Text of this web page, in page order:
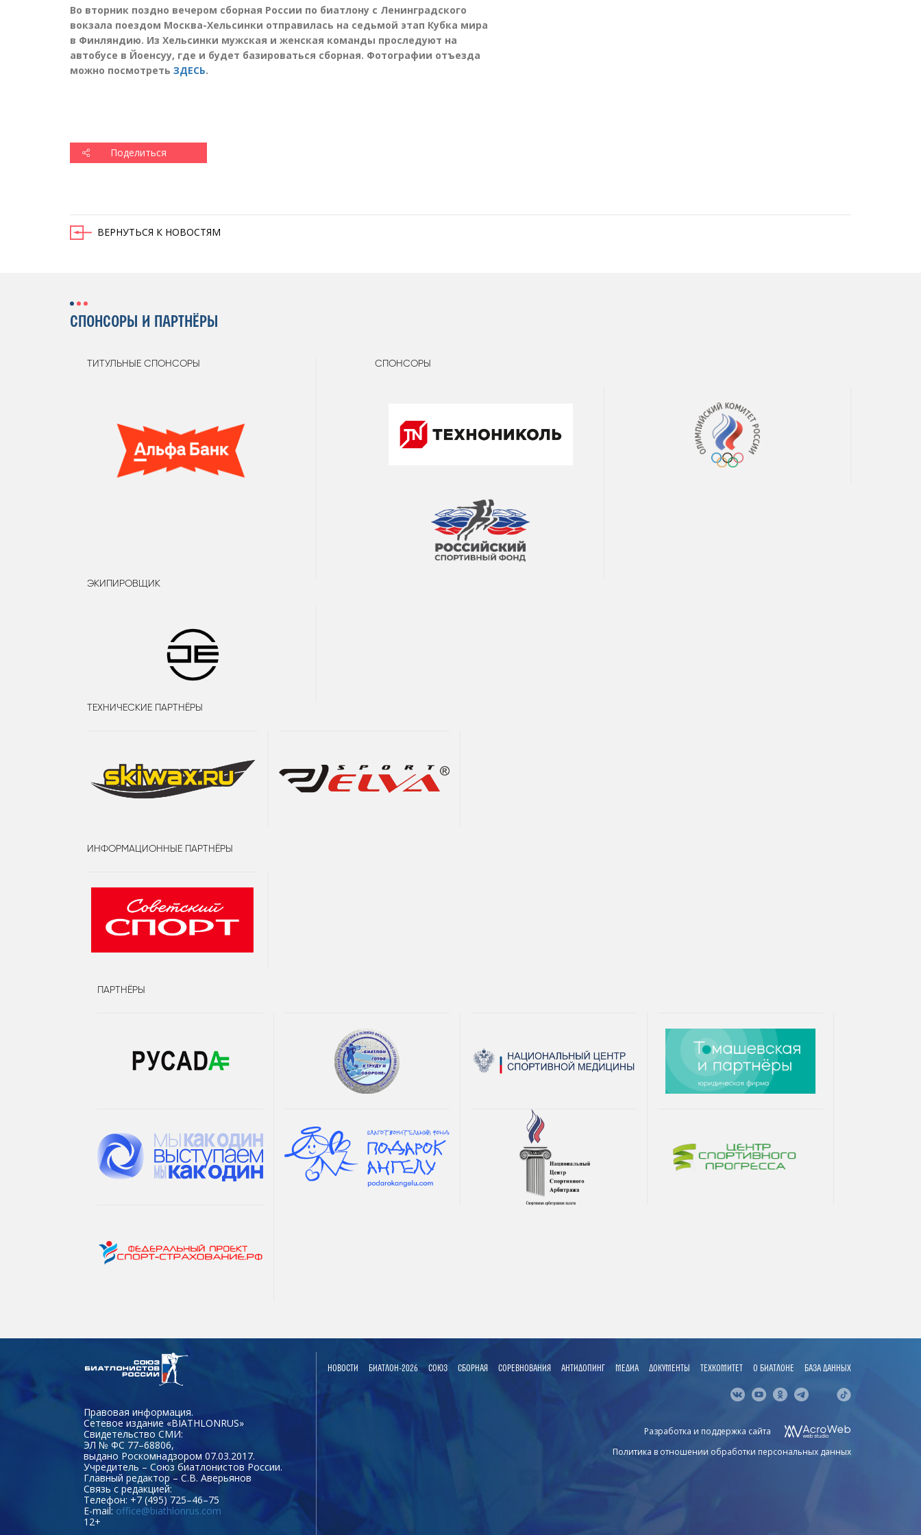
Во вторник поздно вечером сборная России по биатлону с Ленинградского
вокзала поездом Москва-Хельсинки отправилась на седьмой этап Кубка мира
в Финляндию. Из Хельсинки мужская и женская команды проследуют на
автобусе в Йоенсуу, где и будет базироваться сборная. Фотографии отъезда
можно посмотреть ЗДЕСЬ.
Поделиться
ВЕРНУТЬСЯ К НОВОСТЯМ
СПОНСОРЫ И ПАРТНЁРЫ
ТИТУЛЬНЫЕ СПОНСОРЫ СПОНСОРЫ
ЭКИПИРОВЩИК
ТЕХНИЧЕСКИЕ ПАРТНЁРЫ
ИНФОРМАЦИОННЫЕ ПАРТНЁРЫ
ПАРТНЁРЫ
Правовая информация.
Сетевое издание «BIATHLONRUS»
Свидетельство СМИ:
ЭЛ № ФС 77–68806,
выдано Роскомнадзором 07.03.2017.
Учредитель – Союз биатлонистов России.
Главный редактор – С.В. Аверьянов
Связь с редакцией:
Телефон: +7 (495) 725–46–75
E-mail: office@biathlonrus.com
12+
НОВОСТИ БИАТЛОН-2026 СОЮЗ СБОРНАЯ СОРЕВНОВАНИЯ АНТИДОПИНГ МЕДИА ДОКУМЕНТЫ ТЕХКОМИТЕТ О БИАТЛОНЕ БАЗА ДАННЫХ
Разработка и поддержка сайта
Политика в отношении обработки персональных данных